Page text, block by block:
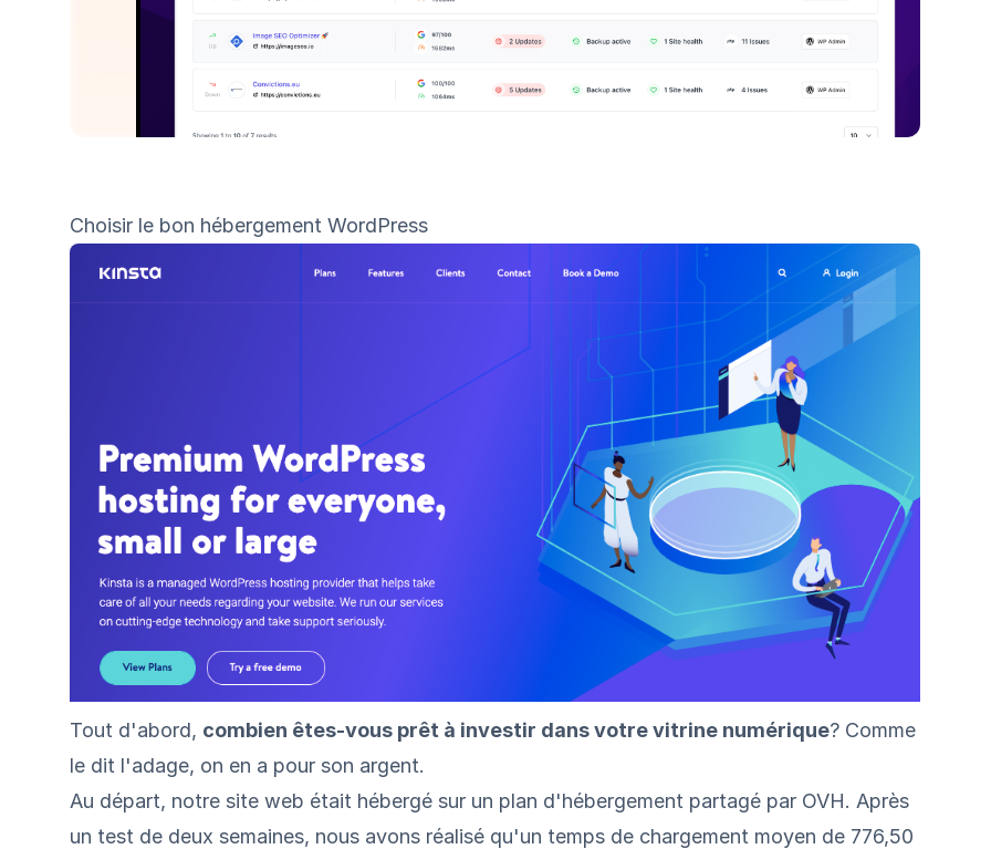
Choisir le bon hébergement WordPress
Tout d'abord, combien êtes-vous prêt à investir dans votre vitrine numérique? Comme
le dit l'adage, on en a pour son argent.
Au départ, notre site web était hébergé sur un plan d'hébergement partagé par OVH. Après
un test de deux semaines, nous avons réalisé qu'un temps de chargement moyen de 776,50